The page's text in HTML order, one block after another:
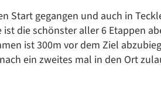
Start gegangen und auch in
ist die schönster aller 6 Etappen
ist 300m vor dem Ziel
ein zweites mal in den Ort